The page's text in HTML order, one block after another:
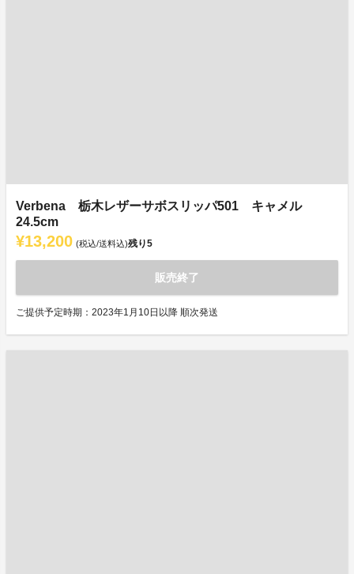
Verbena 栃木レザーサボスリッパ501 キャメル
24.5cm
¥13,200 (税込/送料込)残り5
販売終了
ご提供予定時期：2023年1月10日以降 順次発送